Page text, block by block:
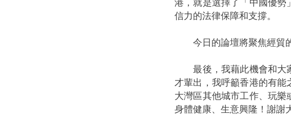
信力的法律保障和支撐。
今日的論壇將聚焦經貿的
最後，我藉此機會和大家
才輩出，我呼籲香港的有
大灣區其他城市工作、玩
身體健康、生意興隆！謝謝